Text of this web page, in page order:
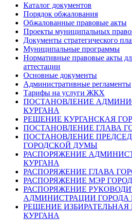
Каталог документов
Порядок обжалования
Обжалованные правовые акты
Проекты муниципальных
Документы стратегического
Муниципальные программы
Нормативные правовые акты
аттестации
Основные документы
Административные регламенты
Тарифы на услуги ЖКХ
ПОСТАНОВЛЕНИЕ
КУРГАНА
РЕШЕНИЕ КУРГАНСКАЯ
ПОСТАНОВЛЕНИЕ ГЛАВА
ПОСТАНОВЛЕНИЕ
ГОРОДСКОЙ ДУМЫ
РАСПОРЯЖЕНИЕ
КУРГАНА
РАСПОРЯЖЕНИЕ ГЛАВА
РАСПОРЯЖЕНИЕ МЭР
РАСПОРЯЖЕНИЕ
АДМИНИСТРАЦИИ ГОРОДА
РЕШЕНИЕ
КУРГАНА